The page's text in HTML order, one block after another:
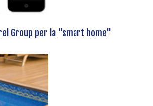
Group per la "smart home"